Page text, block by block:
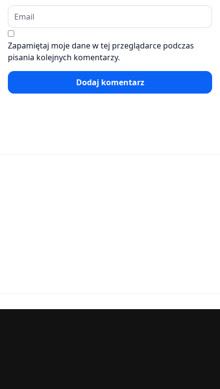
Zapamiętaj moje dane w tej przeglądarce podczas
pisania kolejnych komentarzy.
Dodaj komentarz